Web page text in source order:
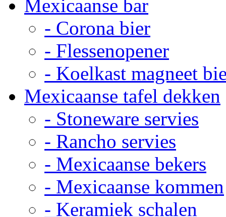
Mexicaanse bar
- Corona bier
- Flessenopener
- Koelkast magneet
Mexicaanse tafel dekken
- Stoneware servies
- Rancho servies
- Mexicaanse bekers
- Mexicaanse kommen
- Keramiek schalen